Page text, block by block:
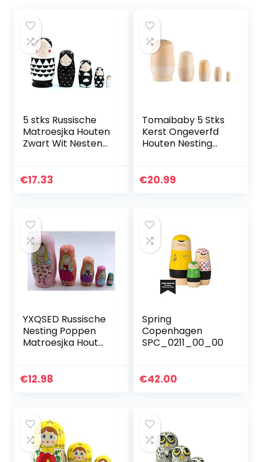
5 stks Russische
Matroesjka Houten
Zwart Wit Nesten
Speelgoed Gift
€17.33
Tomaibaby 5 Stks
Kerst Ongeverfd
Houten Nesting
Matroesjka
€20.99
YXQSED Russische
Nesting Poppen
Matroesjka Hout
Handgemaakte
€12.98
Spring
Copenhagen
SPC_0211_00_00
€42.00